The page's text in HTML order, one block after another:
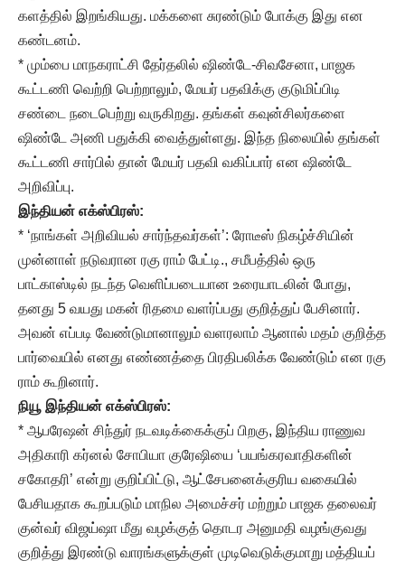
களத்தில் இறங்கியது. மக்களை சுரண்டும் போக்கு இது என
கண்டனம்.
* மும்பை மாநகராட்சி தேர்தலில் ஷிண்டே-சிவசேனா, பாஜக
கூட்டணி வெற்றி பெற்றாலும், மேயர் பதவிக்கு குடுமிப்பிடி
சண்டை நடைபெற்று வருகிறது. தங்கள் கவுன்சிலர்களை
ஷிண்டே அணி பதுக்கி வைத்துள்ளது. இந்த நிலையில் தங்கள்
கூட்டணி சார்பில் தான் மேயர் பதவி வகிப்பார் என ஷிண்டே
அறிவிப்பு.
இந்தியன் எக்ஸ்பிரஸ்:
* ‘நாங்கள் அறிவியல் சார்ந்தவர்கள்’: ரோடீஸ் நிகழ்ச்சியின்
முன்னாள் நடுவரான ரகு ராம் பேட்டி., சமீபத்தில் ஒரு
பாட்காஸ்டில் நடந்த வெளிப்படையான உரையாடலின் போது,
தனது 5 வயது மகன் ரிதமை வளர்ப்பது குறித்துப் பேசினார்.
அவன் எப்படி வேண்டுமானாலும் வளரலாம் ஆனால் மதம் குறித்த
பார்வையில் எனது எண்ணத்தை பிரதிபலிக்க வேண்டும் என ரகு
ராம் கூறினார்.
நியூ இந்தியன் எக்ஸ்பிரஸ்:
* ஆபரேஷன் சிந்துர் நடவடிக்கைக்குப் பிறகு, இந்திய ராணுவ
அதிகாரி கர்னல் சோபியா குரேஷியை ‘பயங்கரவாதிகளின்
சகோதரி’ என்று குறிப்பிட்டு, ஆட்சேபனைக்குரிய வகையில்
பேசியதாக கூறப்படும் மாநில அமைச்சர் மற்றும் பாஜக தலைவர்
குன்வர் விஜய்ஷா மீது வழக்குத் தொடர அனுமதி வழங்குவது
குறித்து இரண்டு வாரங்களுக்குள் முடிவெடுக்குமாறு மத்தியப்